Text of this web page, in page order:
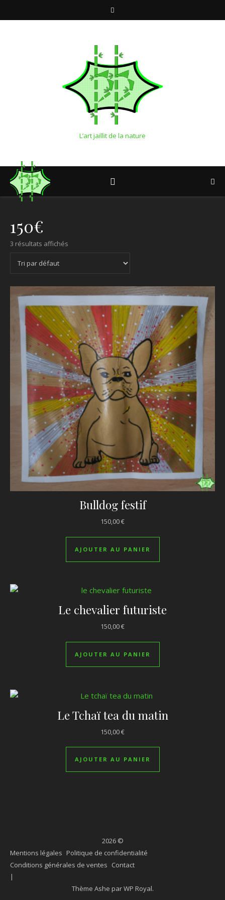
L’art jaillit de la nature
150€
3 résultats affichés
Bulldog festif
150,00€
AJOUTER AU PANIER
Le chevalier futuriste
150,00€
AJOUTER AU PANIER
Le Tchaï tea du matin
150,00€
AJOUTER AU PANIER
2026 ©
Mentions légales Politique de confidentialité
Conditions générales de ventes Contact
Thème Ashe parWP Royal.